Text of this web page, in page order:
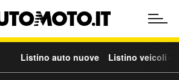
Listino auto nuove Listino veicoli